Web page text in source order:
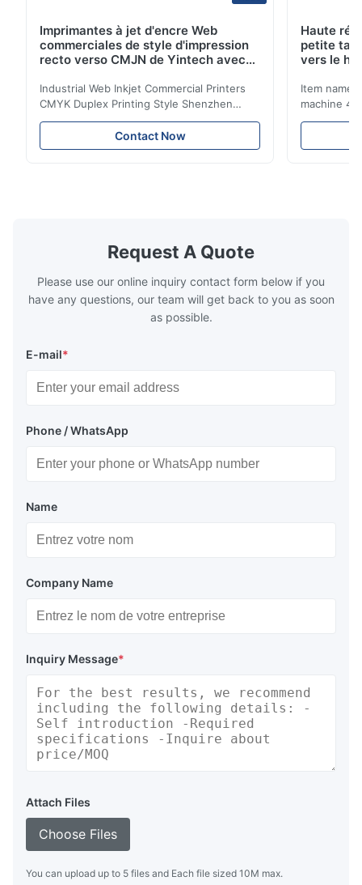
Imprimantes à jet d'encre Web
commerciales de style d'impression
recto verso CMJN de Yintech avec
Industrial Web Inkjet Commercial Printers
CMYK Duplex Printing Style Shenzhen
Yintech Co.,LTD is a modern high-tech
enterprise specialized in pre-press plate
making equipment, integrating design, R&D,
UV plate making machine Flexo plate
making machine Monochrome / Dual
Contact Now
Haute
petite
vers le
Item name
machine 4-
max format
choose
Request A Quote
Please use our online inquiry contact form below if you
have any questions, our team will get back to you as soon
as possible.
E-mail*
Phone / WhatsApp
Name
Company Name
Inquiry Message*
Attach Files
Choose Files
You can upload up to 5 files and Each file sized 10M max.